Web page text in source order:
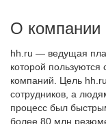
О компании
hh.ru — ведущая
которой
компаний. Цель
сотрудников, а
процесс был
более 80 млн